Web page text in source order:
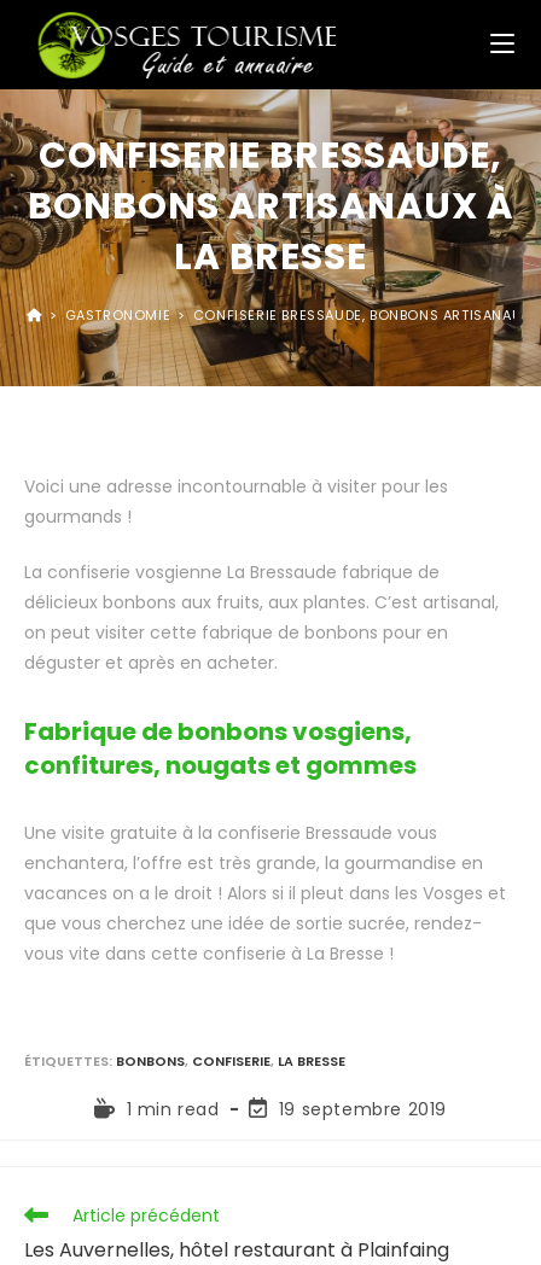
CONFISERIE BRESSAUDE,
BONBONS ARTISANAUX À
LA BRESSE
> GASTRONOMIE > CONFISERIE BRESSAUDE, BONBONS ARTISANAUX
Voici une adresse incontournable à visiter pour les
gourmands !
La confiserie vosgienne La Bressaude fabrique de
délicieux bonbons aux fruits, aux plantes. C’est artisanal,
on peut visiter cette fabrique de bonbons pour en
déguster et après en acheter.
Fabrique de bonbons vosgiens,
confitures, nougats et gommes
Une visite gratuite à la confiserie Bressaude vous
enchantera, l’offre est très grande, la gourmandise en
vacances on a le droit ! Alors si il pleut dans les Vosges et
que vous cherchez une idée de sortie sucrée, rendez-
vous vite dans cette confiserie à La Bresse !
ÉTIQUETTES: BONBONS, CONFISERIE, LA BRESSE
1 min read 19 septembre 2019
Article précédent
Les Auvernelles, hôtel restaurant à Plainfaing